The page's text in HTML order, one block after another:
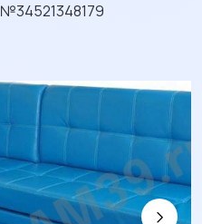
№34521348179